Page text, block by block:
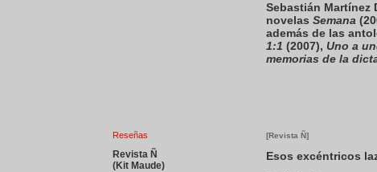
Sebastián Martínez
novelas Semana
además de las
1:1 (2007), Uno a
memorias de la
Reseñas
Revista Ñ
(Kit Maude)
[Revista Ñ]
Esos excéntricos